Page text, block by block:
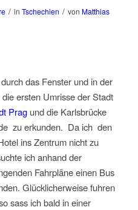
/ inTschechien / von Matthias
das Fenster und in der
ersten Umrisse der Stadt
Pragund die Karlsbrücke
zu erkunden. Da ich den
ins Zentrum nicht zu
ich anhand der
Fahrpläne einen Bus
Glücklicherweise fuhren
sass ich bald in einer